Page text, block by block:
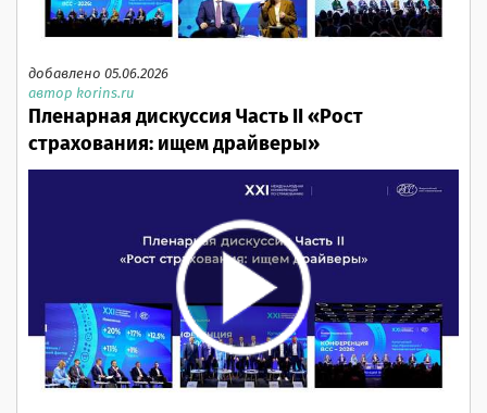
добавлено 05.06.2026
автор korins.ru
Пленарная дискуссия Часть II «Рост
страхования: ищем драйверы»